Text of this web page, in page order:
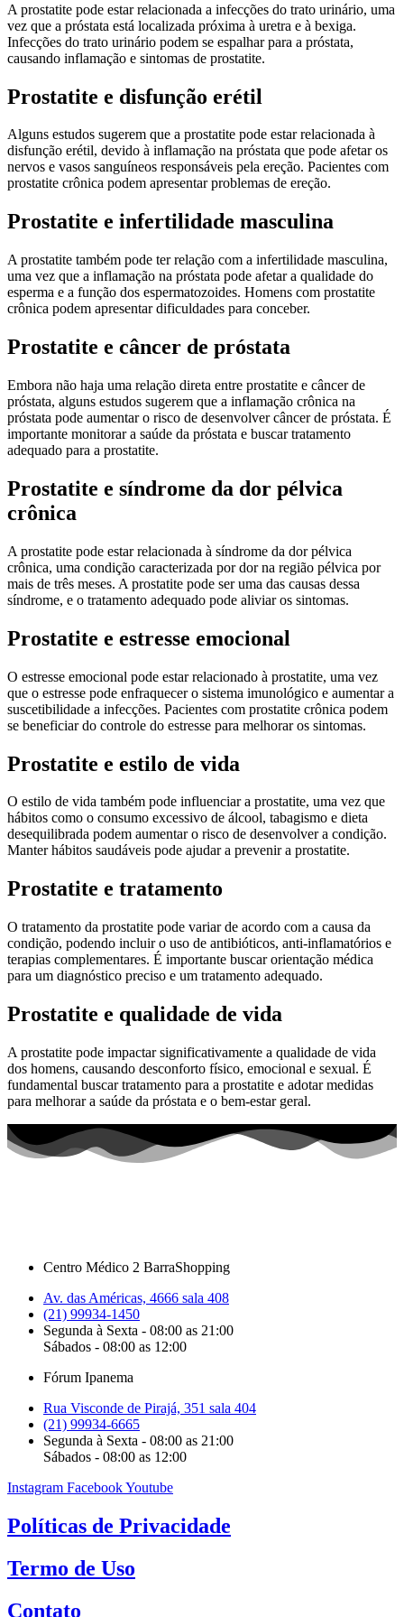
A prostatite pode estar relacionada a infecções do trato urinário, uma
vez que a próstata está localizada próxima à uretra e à bexiga.
Infecções do trato urinário podem se espalhar para a próstata,
causando inflamação e sintomas de prostatite.
Prostatite e disfunção erétil
Alguns estudos sugerem que a prostatite pode estar relacionada à
disfunção erétil, devido à inflamação na próstata que pode afetar os
nervos e vasos sanguíneos responsáveis pela ereção. Pacientes com
prostatite crônica podem apresentar problemas de ereção.
Prostatite e infertilidade masculina
A prostatite também pode ter relação com a infertilidade masculina,
uma vez que a inflamação na próstata pode afetar a qualidade do
esperma e a função dos espermatozoides. Homens com prostatite
crônica podem apresentar dificuldades para conceber.
Prostatite e câncer de próstata
Embora não haja uma relação direta entre prostatite e câncer de
próstata, alguns estudos sugerem que a inflamação crônica na
próstata pode aumentar o risco de desenvolver câncer de próstata. É
importante monitorar a saúde da próstata e buscar tratamento
adequado para a prostatite.
Prostatite e síndrome da dor pélvica
crônica
A prostatite pode estar relacionada à síndrome da dor pélvica
crônica, uma condição caracterizada por dor na região pélvica por
mais de três meses. A prostatite pode ser uma das causas dessa
síndrome, e o tratamento adequado pode aliviar os sintomas.
Prostatite e estresse emocional
O estresse emocional pode estar relacionado à prostatite, uma vez
que o estresse pode enfraquecer o sistema imunológico e aumentar a
suscetibilidade a infecções. Pacientes com prostatite crônica podem
se beneficiar do controle do estresse para melhorar os sintomas.
Prostatite e estilo de vida
O estilo de vida também pode influenciar a prostatite, uma vez que
hábitos como o consumo excessivo de álcool, tabagismo e dieta
desequilibrada podem aumentar o risco de desenvolver a condição.
Manter hábitos saudáveis pode ajudar a prevenir a prostatite.
Prostatite e tratamento
O tratamento da prostatite pode variar de acordo com a causa da
condição, podendo incluir o uso de antibióticos, anti-inflamatórios e
terapias complementares. É importante buscar orientação médica
para um diagnóstico preciso e um tratamento adequado.
Prostatite e qualidade de vida
A prostatite pode impactar significativamente a qualidade de vida
dos homens, causando desconforto físico, emocional e sexual. É
fundamental buscar tratamento para a prostatite e adotar medidas
para melhorar a saúde da próstata e o bem-estar geral.
Centro Médico 2 BarraShopping
Av. das Américas, 4666 sala 408
(21) 99934-1450
Segunda à Sexta - 08:00 as 21:00
Sábados - 08:00 as 12:00
Fórum Ipanema
Rua Visconde de Pirajá, 351 sala 404
(21) 99934-6665
Segunda à Sexta - 08:00 as 21:00
Sábados - 08:00 as 12:00
Instagram FacebookYoutube
Políticas de Privacidade
Termo de Uso
Contato